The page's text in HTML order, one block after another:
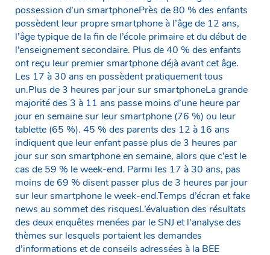
possession d’un smartphonePrès de 80 % des enfants
possèdent leur propre smartphone à l’âge de 12 ans,
l’âge typique de la fin de l’école primaire et du début de
l’enseignement secondaire. Plus de 40 % des enfants
ont reçu leur premier smartphone déjà avant cet âge.
Les 17 à 30 ans en possèdent pratiquement tous
un.Plus de 3 heures par jour sur smartphoneLa grande
majorité des 3 à 11 ans passe moins d’une heure par
jour en semaine sur leur smartphone (76 %) ou leur
tablette (65 %). 45 % des parents des 12 à 16 ans
indiquent que leur enfant passe plus de 3 heures par
jour sur son smartphone en semaine, alors que c’est le
cas de 59 % le week-end. Parmi les 17 à 30 ans, pas
moins de 69 % disent passer plus de 3 heures par jour
sur leur smartphone le week-end.Temps d’écran et fake
news au sommet des risquesL’évaluation des résultats
des deux enquêtes menées par le SNJ et l’analyse des
thèmes sur lesquels portaient les demandes
d’informations et de conseils adressées à la BEE